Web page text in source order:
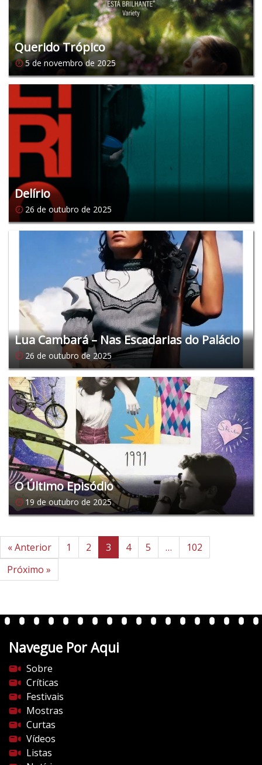
Querido Trópico
5 de novembro de 2025
Delírio
26 de outubro de 2025
Lua Cambará – Nas Escadarias do Palácio
26 de outubro de 2025
O Último Episódio
19 de outubro de 2025
« Anterior 1 2 3 4 5 …
102
Próximo »
Navegue Por Aqui
Sobre
Críticas
Festivais
Mostras
Curtas
Vídeos
Listas